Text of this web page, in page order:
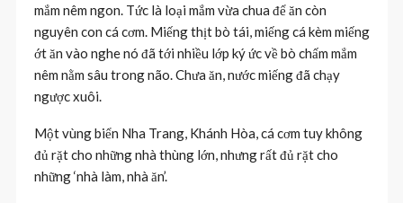
mắm nêm ngon. Tức là loại mắm vừa chua để ăn còn
nguyên con cá cơm. Miếng thịt bò tái, miếng cá kèm miếng
ớt ăn vào nghe nó đã tới nhiều lớp ký ức về bò chấm mắm
nêm nằm sâu trong não. Chưa ăn, nước miếng đã chạy
ngược xuôi.
Một vùng biển Nha Trang, Khánh Hòa, cá cơm tuy không
đủ rặt cho những nhà thùng lớn, nhưng rất đủ rặt cho
những ‘nhà làm, nhà ăn’.